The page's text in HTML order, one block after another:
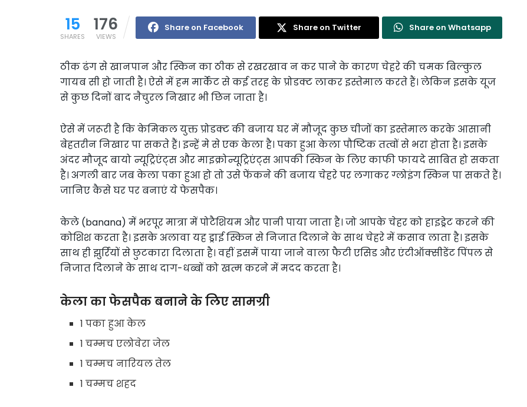
15
SHARES
176
VIEWS
Share on Facebook Share on Twitter Share on Whatsapp
ठीक ढंग से खानपान और स्किन का ठीक से रखरखाव न कर पाने के कारण चेहरे की चमक बिल्कुल
गायब सी हो जाती है। ऐसे में हम मार्केट से कई तरह के प्रोडक्ट लाकर इस्तेमाल करते हैं। लेकिन इसके यूज
से कुछ दिनों बाद नैचुरल निखार भी छिन जाता है।
ऐसे में जरूरी है कि केमिकल युक्त प्रोडक्ट की बजाय घर में मौजूद कुछ चीजों का इस्तेमाल करके आसानी
बेहतरीन निखार पा सकते हैं। इन्हें मे से एक केला है। पका हुआ केला पौष्टिक तत्वों से भरा होता है। इसके
अंदर मौजूद बायो न्यूट्रिएंट्स और माइक्रोन्यूट्रिएंट्स आपकी स्किन के लिए काफी फायदे साबित हो सकता
है। अगली बार जब केला पका हुआ हो तो उसे फेंकने की बजाय चेहरे पर लगाकर ग्लोइंग स्किन पा सकते हैं।
जानिए कैसे घर पर बनाएं ये फेसपैक।
केले (banana) में भरपूर मात्रा में पोटैशियम और पानी पाया जाता है। जो आपके चेहर को हाइड्रेट करने की
कोशिश करता है। इसके अलावा यह ड्राई स्किन से निजात दिलाने के साथ चेहरे में कसाव लाता है। इसके
साथ ही झुर्रियों से छुटकारा दिलाता है। वहीं इसमें पाया जाने वाला फैटी एसिड और एंटीऑक्सीडेंट पिंपल से
निजात दिलाने के साथ दाग-धब्बों को खत्म करने में मदद करता है।
केला का फेसपैक बनाने के लिए सामग्री
1 पका हुआ केल
1 चम्मच एलोवेरा जेल
1 चम्मच नारियल तेल
1 चम्मच शहद